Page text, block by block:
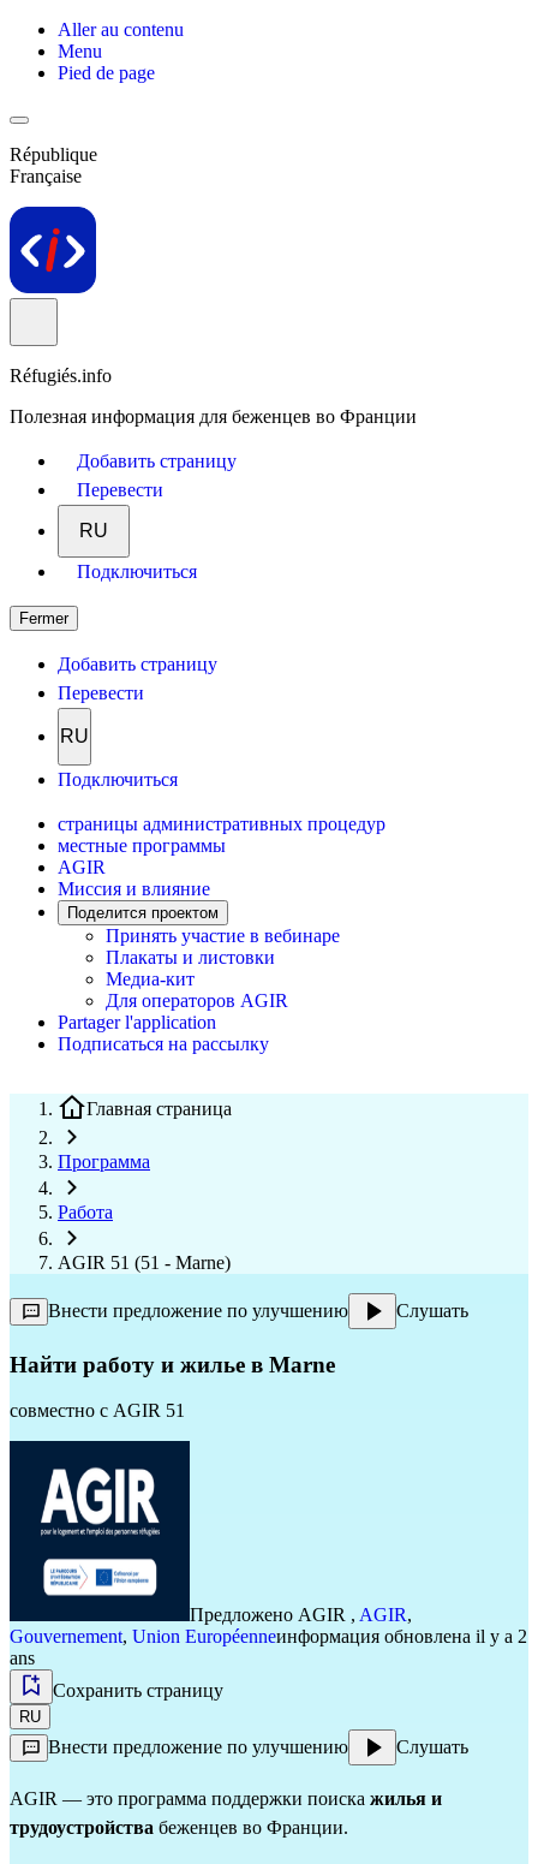
Aller au contenu
Menu
Pied de page
République
Française
Réfugiés.info
Полезная информация для беженцев во Франции
Добавить страницу
Перевести
RU
Подключиться
Fermer
Добавить страницу
Перевести
RU
Подключиться
страницы административных процедур
местные программы
AGIR
Миссия и влияние
Поделится проектом
Принять участие в вебинаре
Плакаты и листовки
Медиа-кит
Для операторов AGIR
Partager l'application
Подписаться на рассылку
Главная страница
Программа
Работа
AGIR 51 (51 - Marne)
Внести предложение по улучшению Слушать
Найти работу и жилье в Marne
совместно с AGIR 51
Предложено AGIR , AGIR,
Gouvernement, Union Européenneинформация обновлена il y a 2
ans
Сохранить страницу
RU
Внести предложение по улучшению Слушать
AGIR — это программа поддержки поиска жилья и
трудоустройства беженцев во Франции.